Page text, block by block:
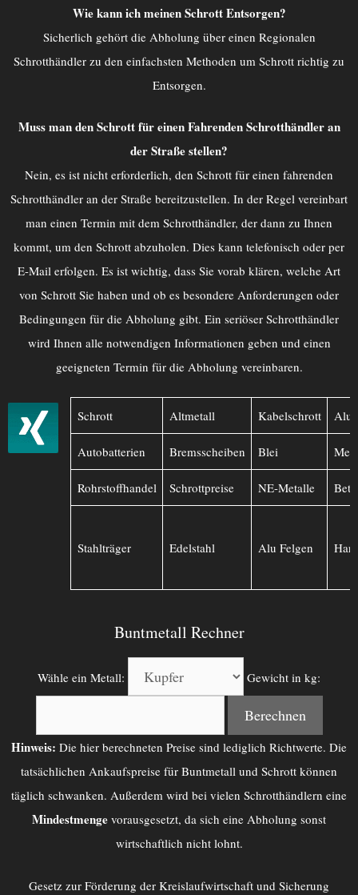
Wie kann ich meinen Schrott Entsorgen?
Sicherlich gehört die Abholung über einen Regionalen
Schrotthändler zu den einfachsten Methoden um Schrott richtig zu
Entsorgen.
Muss man den Schrott für einen Fahrenden Schrotthändler an
der Straße stellen?
Nein, es ist nicht erforderlich, den Schrott für einen fahrenden
Schrotthändler an der Straße bereitzustellen. In der Regel vereinbart
man einen Termin mit dem Schrotthändler, der dann zu Ihnen
kommt, um den Schrott abzuholen. Dies kann telefonisch oder per
E-Mail erfolgen. Es ist wichtig, dass Sie vorab klären, welche Art
von Schrott Sie haben und ob es besondere Anforderungen oder
Bedingungen für die Abholung gibt. Ein seriöser Schrotthändler
wird Ihnen alle notwendigen Informationen geben und einen
geeigneten Termin für die Abholung vereinbaren.
Schrott Altmetall Kabelschrott
Autobatterien Bremsscheiben Blei
Rohrstoffhandel Schrottpreise NE-Metalle
Stahlträger Edelstahl Alu Felgen
Buntmetall Rechner
Wähle ein Metall: Gewicht in kg:
Berechnen
Hinweis: Die hier berechneten Preise sind lediglich Richtwerte. Die
tatsächlichen Ankaufspreise für Buntmetall und Schrott können
täglich schwanken. Außerdem wird bei vielen Schrotthändlern eine
Mindestmenge vorausgesetzt, da sich eine Abholung sonst
wirtschaftlich nicht lohnt.
Gesetz zur Förderung der Kreislaufwirtschaft und Sicherung